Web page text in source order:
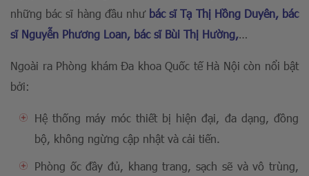
những bác sĩ hàng đầu như bác sĩ Tạ Thị Hồng Duyên, bác
sĩ Nguyễn Phương Loan, bác sĩ Bùi Thị Hường,…
Ngoài ra Phòng khám Đa khoa Quốc tế Hà Nội còn nổi bật
bởi:
Hệ thống máy móc thiết bị hiện đại, đa dạng, đồng
bộ, không ngừng cập nhật và cải tiến.
Phòng ốc đầy đủ, khang trang, sạch sẽ và vô trùng,